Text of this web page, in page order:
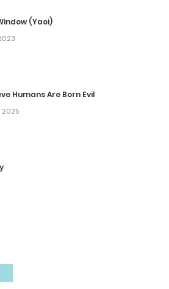
(Yaoi)
Humans Are Born Evil
2025